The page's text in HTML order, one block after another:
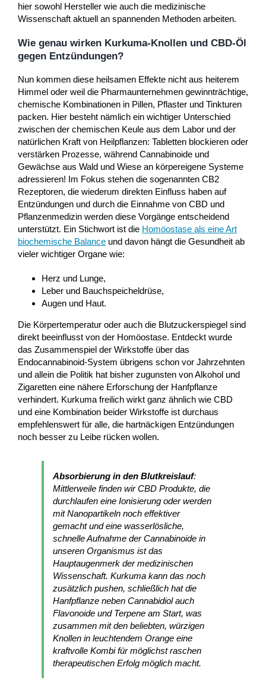
hier sowohl Hersteller wie auch die medizinische
Wissenschaft aktuell an spannenden Methoden arbeiten.
Wie genau wirken Kurkuma-Knollen und CBD-Öl
gegen Entzündungen?
Nun kommen diese heilsamen Effekte nicht aus heiterem
Himmel oder weil die Pharmaunternehmen gewinnträchtige,
chemische Kombinationen in Pillen, Pflaster und Tinkturen
packen. Hier besteht nämlich ein wichtiger Unterschied
zwischen der chemischen Keule aus dem Labor und der
natürlichen Kraft von Heilpflanzen: Tabletten blockieren oder
verstärken Prozesse, während Cannabinoide und
Gewächse aus Wald und Wiese an körpereigene Systeme
adressieren! Im Fokus stehen die sogenannten CB2
Rezeptoren, die wiederum direkten Einfluss haben auf
Entzündungen und durch die Einnahme von CBD und
Pflanzenmedizin werden diese Vorgänge entscheidend
unterstützt. Ein Stichwort ist die Homöostase als eine Art
biochemische Balance und davon hängt die Gesundheit ab
vieler wichtiger Organe wie:
Herz und Lunge,
Leber und Bauchspeicheldrüse,
Augen und Haut.
Die Körpertemperatur oder auch die Blutzuckerspiegel sind
direkt beeinflusst von der Homöostase. Entdeckt wurde
das Zusammenspiel der Wirkstoffe über das
Endocannabinoid-System übrigens schon vor Jahrzehnten
und allein die Politik hat bisher zugunsten von Alkohol und
Zigaretten eine nähere Erforschung der Hanfpflanze
verhindert. Kurkuma freilich wirkt ganz ähnlich wie CBD
und eine Kombination beider Wirkstoffe ist durchaus
empfehlenswert für alle, die hartnäckigen Entzündungen
noch besser zu Leibe rücken wollen.
Absorbierung in den Blutkreislauf:
Mittlerweile finden wir CBD Produkte, die
durchlaufen eine Ionisierung oder werden
mit Nanopartikeln noch effektiver
gemacht und eine wasserlösliche,
schnelle Aufnahme der Cannabinoide in
unseren Organismus ist das
Hauptaugenmerk der medizinischen
Wissenschaft. Kurkuma kann das noch
zusätzlich pushen, schließlich hat die
Hanfpflanze neben Cannabidiol auch
Flavonoide und Terpene am Start, was
zusammen mit den beliebten, würzigen
Knollen in leuchtendem Orange eine
kraftvolle Kombi für möglichst raschen
therapeutischen Erfolg möglich macht.